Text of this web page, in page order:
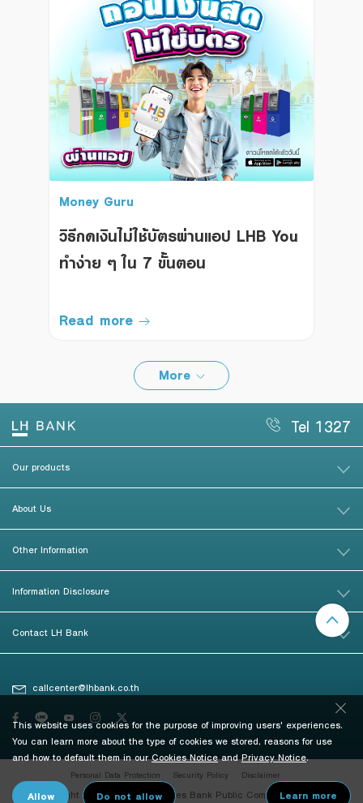
Money Guru
วิธีกดเงินไม่ใช้บัตรผ่านแอป LHB You
ทำง่าย ๆ ใน 7 ขั้นตอน
Read more
More
Tel 1327
Our products
About Us
Other Information
Information Disclosure
Contact LH Bank
callcenter@lhbank.co.th
© Copyright 2026 Land and Houses Bank Public Company Limited. All
Personal Data Protection Security Policy Disclaimer
This website uses cookies for the purpose of improving users' experiences.
You can learn more about the type of cookies we stored, reasons for use
and how to default them in ourCookies NoticeandPrivacy Notice.